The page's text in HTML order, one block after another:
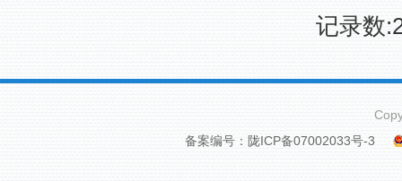
记录数
备案编号：陇ICP备07002033号-3